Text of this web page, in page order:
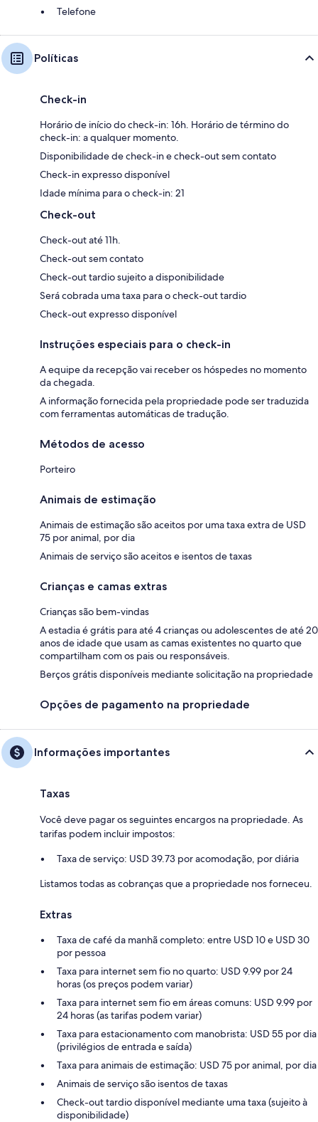
Telefone
Políticas
Check-in
Horário de início do check-in: 16h. Horário de término do
check-in: a qualquer momento.
Disponibilidade de check-in e check-out sem contato
Check-in expresso disponível
Idade mínima para o check-in: 21
Check-out
Check-out até 11h.
Check-out sem contato
Check-out tardio sujeito a disponibilidade
Será cobrada uma taxa para o check-out tardio
Check-out expresso disponível
Instruções especiais para o check-in
A equipe da recepção vai receber os hóspedes no momento
da chegada.
A informação fornecida pela propriedade pode ser traduzida
com ferramentas automáticas de tradução.
Métodos de acesso
Porteiro
Animais de estimação
Animais de estimação são aceitos por uma taxa extra de USD
75 por animal, por dia
Animais de serviço são aceitos e isentos de taxas
Crianças e camas extras
Crianças são bem-vindas
A estadia é grátis para até 4 crianças ou adolescentes de até 20
anos de idade que usam as camas existentes no quarto que
compartilham com os pais ou responsáveis.
Berços grátis disponíveis mediante solicitação na propriedade
Opções de pagamento na propriedade
Informações importantes
Taxas
Você deve pagar os seguintes encargos na propriedade. As
tarifas podem incluir impostos:
Taxa de serviço: USD 39.73 por acomodação, por diária
Listamos todas as cobranças que a propriedade nos forneceu.
Extras
Taxa de café da manhã completo: entre USD 10 e USD 30
por pessoa
Taxa para internet sem fio no quarto: USD 9.99 por 24
horas (os preços podem variar)
Taxa para internet sem fio em áreas comuns: USD 9.99 por
24 horas (as tarifas podem variar)
Taxa para estacionamento com manobrista: USD 55 por dia
(privilégios de entrada e saída)
Taxa para animais de estimação: USD 75 por animal, por dia
Animais de serviço são isentos de taxas
Check-out tardio disponível mediante uma taxa (sujeito à
disponibilidade)